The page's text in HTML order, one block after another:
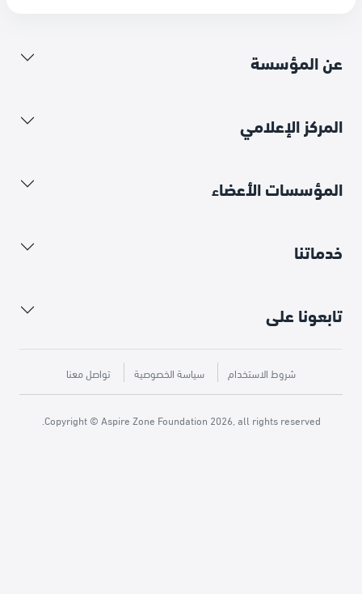
عن المؤسسة
المركز الإعلامي
المؤسسات الأعضاء
خدماتنا
تابعونا على
شروط الاستخدام سياسة الخصوصية تواصل معنا
Copyright © Aspire Zone Foundation 2026, all rights reserved.